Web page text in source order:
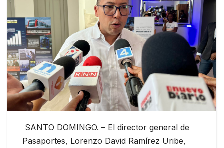
SANTO DOMINGO. – El director general de
Pasaportes, Lorenzo David Ramírez Uribe,